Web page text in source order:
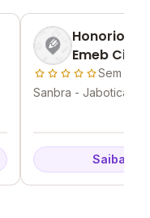
Honorio
Emeb Ciaf Ii
Sem
Sanbra - Jaboticabal
Saiba